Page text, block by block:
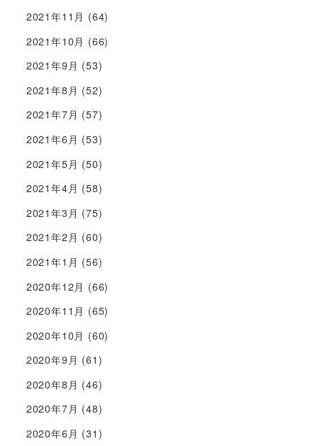
2021年11月 (64)
2021年10月 (66)
2021年9月 (53)
2021年8月 (52)
2021年7月 (57)
2021年6月 (53)
2021年5月 (50)
2021年4月 (58)
2021年3月 (75)
2021年2月 (60)
2021年1月 (56)
2020年12月 (66)
2020年11月 (65)
2020年10月 (60)
2020年9月 (61)
2020年8月 (46)
2020年7月 (48)
2020年6月 (31)